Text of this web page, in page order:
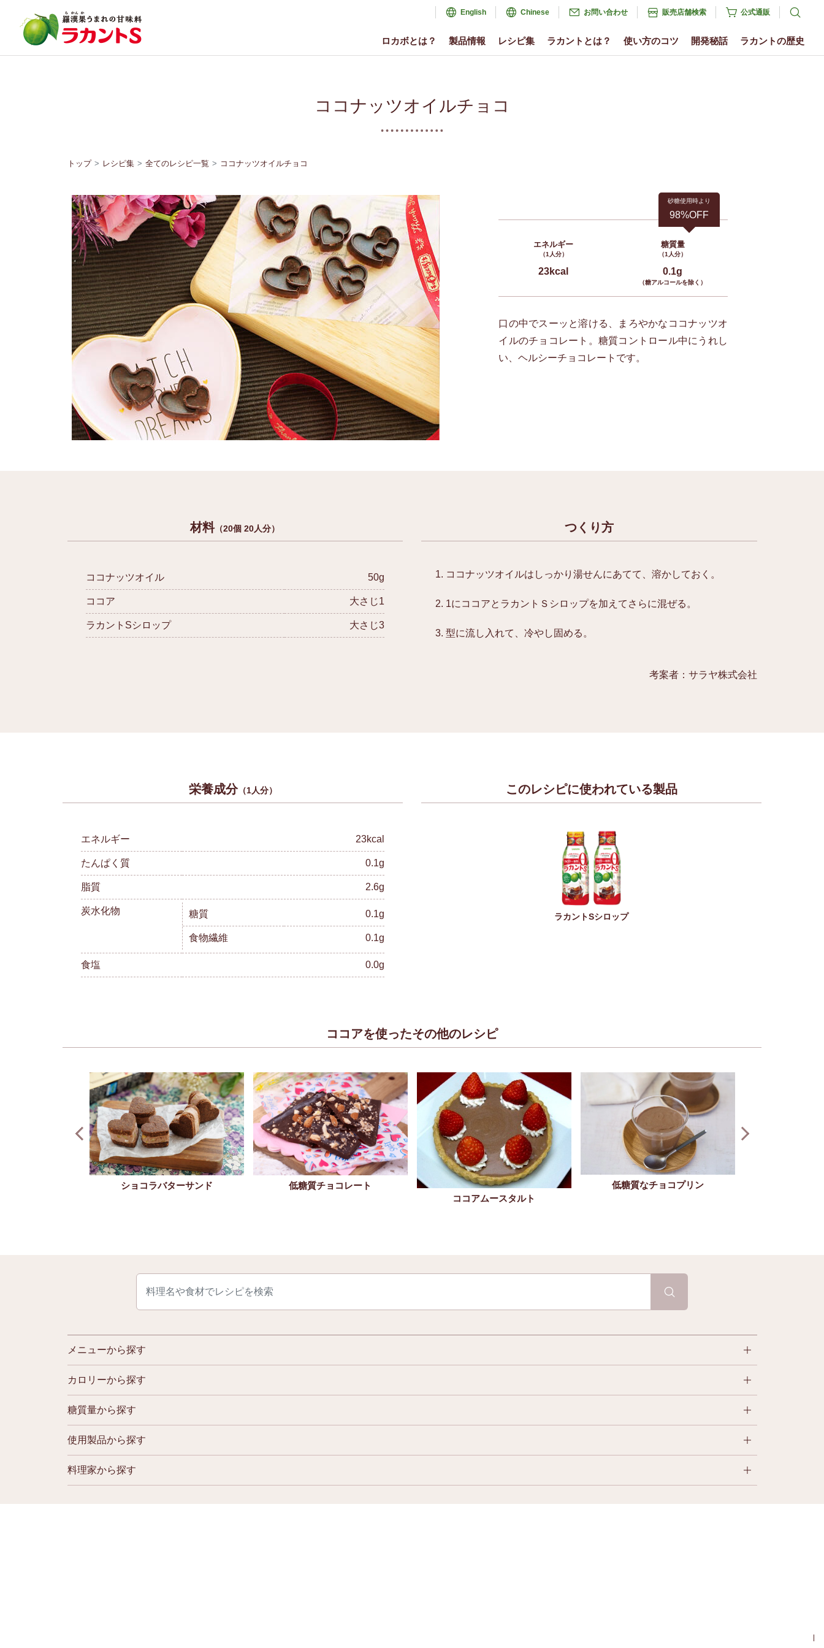
ロカボとは？ 製品情報 レシピ集 ラカントとは？ 使い方のコツ 開発秘話 ラカントの歴史
English Chinese お問い合わせ 販売店舗検索 公式通販
ココナッツオイルチョコ
トップ レシピ集 全てのレシピ一覧 ココナッツオイルチョコ
砂糖使用時より
98%OFF
エネルギー
（1人分）
23kcal
糖質量
（1人分）
0.1g
（糖アルコールを除く）
口の中でスーッと溶ける、まろやかなココナッツオ
イルのチョコレート。糖質コントロール中にうれし
い、ヘルシーチョコレートです。
材料（20個 20人分）
ココナッツオイル 50g
ココア 大さじ1
ラカントSシロップ 大さじ3
つくり方
ココナッツオイルはしっかり湯せんにあてて、溶かしておく。
1にココアとラカントＳシロップを加えてさらに混ぜる。
型に流し入れて、冷やし固める。
考案者：サラヤ株式会社
栄養成分（1人分）
エネルギー 23kcal
たんぱく質 0.1g
脂質 2.6g
炭水化物 糖質 0.1g
食物繊維 0.1g
食塩 0.0g
このレシピに使われている製品
ラカントSシロップ
ココアを使ったその他のレシピ
ショコラバターサンド
低糖質チョコレート
ココアムースタルト
低糖質なチョコプリン
メニューから探す
カロリーから探す
糖質量から探す
使用製品から探す
料理家から探す